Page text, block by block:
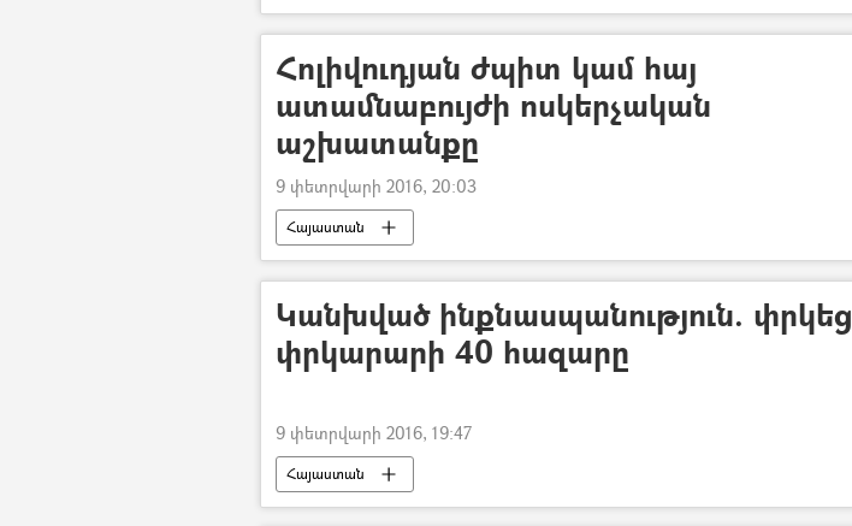
Հոլիվուդյան ժպիտ կամ հայ
ատամնաբույժի ոսկերչական
աշխատանքը
9 փետրվարի 2016, 20:03
Հայաստան
Կանխված ինքնասպանություն. փրկեց
փրկարարի 40 հազարը
9 փետրվարի 2016, 19:47
Հայաստան